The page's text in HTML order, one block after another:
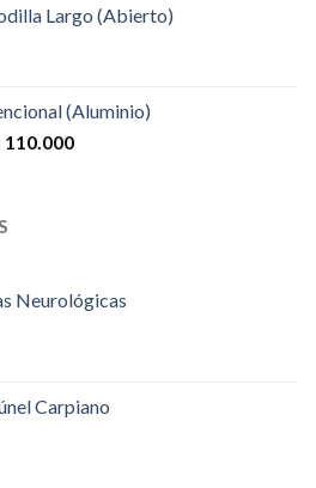
Largo (Abierto)
(Aluminio)
110.000
Neurológicas
Carpiano